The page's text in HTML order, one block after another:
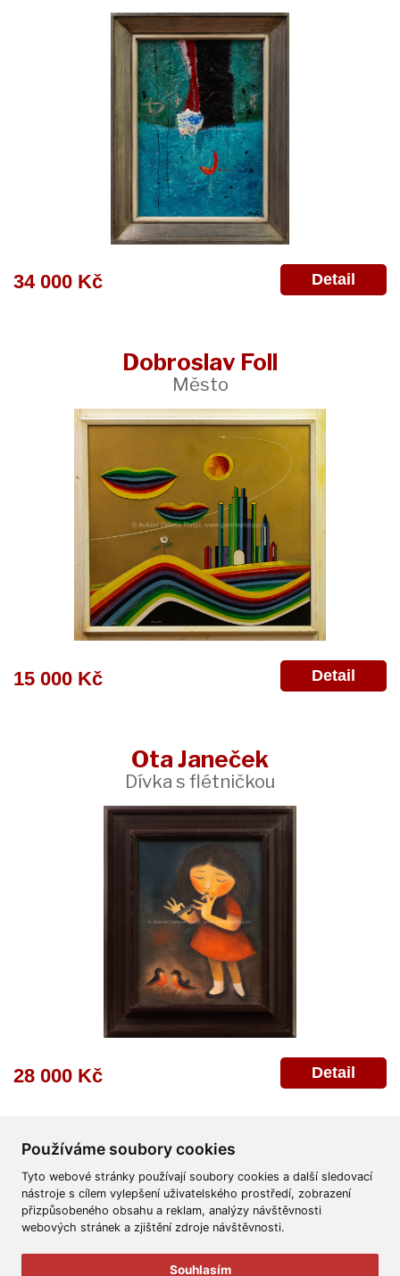
Používáme soubory cookies
Tyto webové stránky používají soubory cookies a další sledovací
nástroje s cílem vylepšení uživatelského prostředí, zobrazení
přizpůsobeného obsahu a reklam, analýzy návštěvnosti
webových stránek a zjištění zdroje návštěvnosti.
Souhlasím
34 000 Kč Detail
Dobroslav Foll
Město
15 000 Kč Detail
Ota Janeček
Dívka s flétničkou
28 000 Kč Detail
Všeobecné obchodní podmínky Reklamační řád
Ochrana osobních údajů